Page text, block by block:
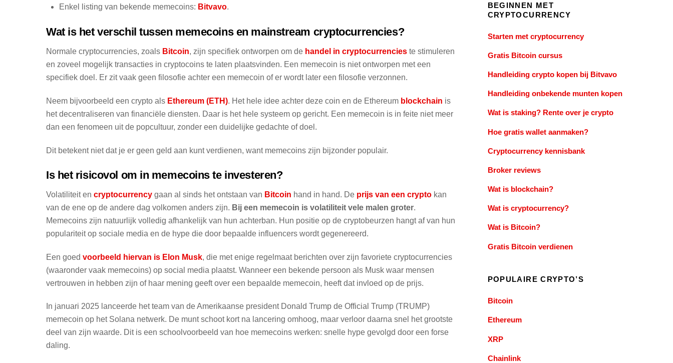
Enkel listing van bekende memecoins: Bitvavo.
Wat is het verschil tussen memecoins en mainstream cryptocurrencies?
Normale cryptocurrencies, zoals Bitcoin, zijn specifiek ontworpen om de handel in cryptocurrencies te stimuleren
en zoveel mogelijk transacties in cryptocoins te laten plaatsvinden. Een memecoin is niet ontworpen met een
specifiek doel. Er zit vaak geen filosofie achter een memecoin of er wordt later een filosofie verzonnen.
Neem bijvoorbeeld een crypto als Ethereum (ETH). Het hele idee achter deze coin en de Ethereum blockchain is
het decentraliseren van financiële diensten. Daar is het hele systeem op gericht. Een memecoin is in feite niet meer
dan een fenomeen uit de popcultuur, zonder een duidelijke gedachte of doel.
Dit betekent niet dat je er geen geld aan kunt verdienen, want memecoins zijn bijzonder populair.
Is het risicovol om in memecoins te investeren?
Volatiliteit en cryptocurrency gaan al sinds het ontstaan van Bitcoin hand in hand. De prijs van een crypto kan
van de ene op de andere dag volkomen anders zijn. Bij een memecoin is volatiliteit vele malen groter.
Memecoins zijn natuurlijk volledig afhankelijk van hun achterban. Hun positie op de cryptobeurzen hangt af van hun
populariteit op sociale media en de hype die door bepaalde influencers wordt gegenereerd.
Een goed voorbeeld hiervan is Elon Musk, die met enige regelmaat berichten over zijn favoriete cryptocurrencies
(waaronder vaak memecoins) op social media plaatst. Wanneer een bekende persoon als Musk waar mensen
vertrouwen in hebben zijn of haar mening geeft over een bepaalde memecoin, heeft dat invloed op de prijs.
In januari 2025 lanceerde het team van de Amerikaanse president Donald Trump de Official Trump (TRUMP)
memecoin op het Solana netwerk. De munt schoot kort na lancering omhoog, maar verloor daarna snel het grootste
deel van zijn waarde. Dit is een schoolvoorbeeld van hoe memecoins werken: snelle hype gevolgd door een forse
daling.
BEGINNEN MET
CRYPTOCURRENCY
Starten met cryptocurrency
Gratis Bitcoin cursus
Handleiding crypto kopen bij Bitvavo
Handleiding onbekende munten kopen
Wat is staking? Rente over je crypto
Hoe gratis wallet aanmaken?
Cryptocurrency kennisbank
Broker reviews
Wat is blockchain?
Wat is cryptocurrency?
Wat is Bitcoin?
Gratis Bitcoin verdienen
POPULAIRE CRYPTO’S
Bitcoin
Ethereum
XRP
Chainlink